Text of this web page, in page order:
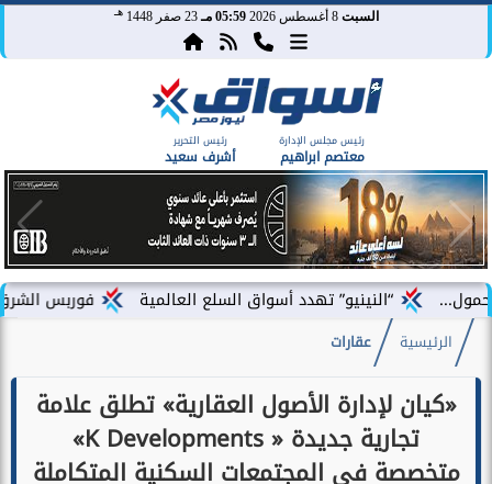
السبت 8 أغسطس 2026 05:59 مـ 23 صفر 1448 هـ
رئيس مجلس الإدارة
معتصم ابراهيم
رئيس التحرير
أشرف سعيد
فوربس الشرق الأوسط “النينيو” تهدد أسواق السلع العالمية
الرئيسية عقارات
«كيان لإدارة الأصول العقارية» تطلق علامة
تجارية جديدة « K Developments»
متخصصة في المجتمعات السكنية المتكاملة